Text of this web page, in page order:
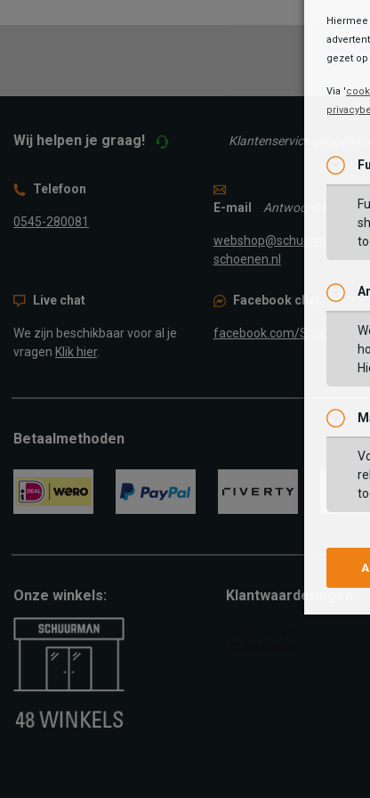
Wij helpen je graag! Klantenservice geopend
Telefoon
0545-280081
E-mail Antwoord binnen
webshop@schuurman-
schoenen.nl
Facebook chat
facebook.com/
Live chat
We zijn beschikbaar voor al je
vragen Klik hier.
Betaalmethoden
Onze winkels: Klantwaarderingen:
gezet
Via '